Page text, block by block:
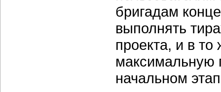
бригадам
выполнять
проекта, и в
максимальную
начальном